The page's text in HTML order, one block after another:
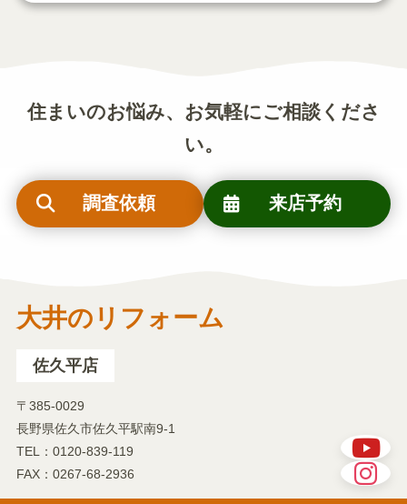
住まいのお悩み、お気軽にご相談くださ
い。
調査依頼 来店予約
大井のリフォーム
佐久平店
〒385-0029
長野県佐久市佐久平駅南9-1
TEL：0120-839-119
FAX：0267-68-2936